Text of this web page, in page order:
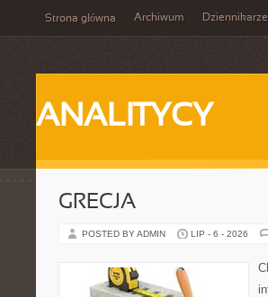
Strona główna Archiwum Dziennikarze
ANALITYCY
GRECJA
POSTED BY ADMIN LIP - 6 - 2026